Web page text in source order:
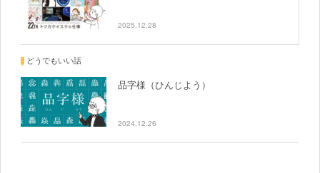
2025.12.28
どうでもいい話
2024.12.26
品字様（ひんじよう）